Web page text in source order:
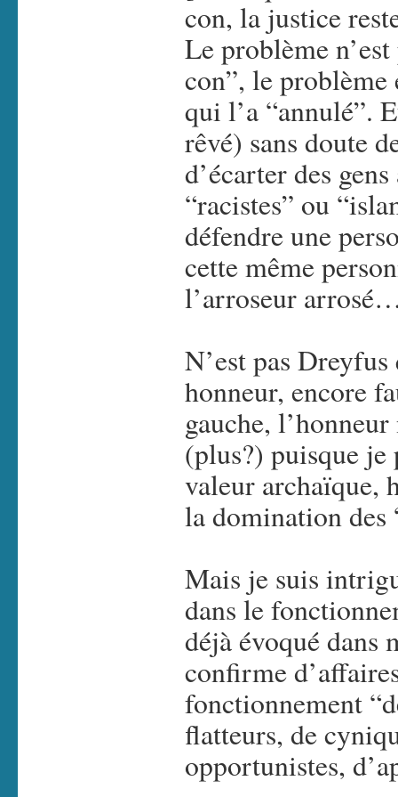
con, la justice
Le problème
con”, le problème
qui l’a “annulé”.
rêvé) sans doute
d’écarter des
“racistes” ou
défendre une
cette même
l’arroseur
N’est pas
honneur, encore
gauche,
(plus?) puisque je
valeur archaïque,
la domination des
Mais je suis
dans le
déjà évoqué dans
confirme
fonctionnement
flatteurs, de
opportunistes,